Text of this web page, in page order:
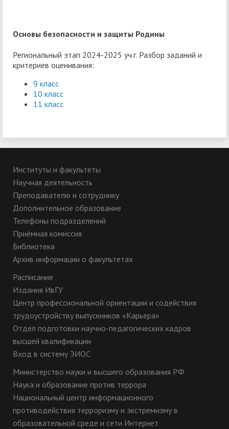
Основы безопасности и защиты Родины
Региональный этап 2024-2025 уч.г. Разбор заданий и
критериев оценивания:
9 класс
10 класс
11 класс
Институты и факультеты
Научная деятельность
Преподавателю и сотруднику
Дополнительное образование
Телефоны подразделений
Приёмная комиссия
Библиотека
Архив информации о факультетах
Расписание
Издания ИвГУ
Центр профессиональной ориентации и содействия
трудоустройству выпускников «Карьера»
Отдел подготовки научно-педагогических кадров
высшей квалификации
Вход в систему ЭИОС
Министерство науки и высшего образования РФ
Наука и образование против террора
Национальный центр информационного
противодействия терроризму и экстремизму в
образовательной среде и сети Интернет